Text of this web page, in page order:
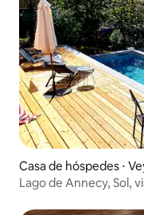
Casa de hóspedes ⋅
Lago de Annecy, Sol,